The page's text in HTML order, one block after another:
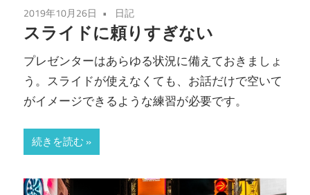
2019年10月26日 日記
スライドに頼りすぎない
プレゼンターはあらゆる状況に備えておきましょ
う。スライドが使えなくても、お話だけで空いて
がイメージできるような練習が必要です。
続きを読む